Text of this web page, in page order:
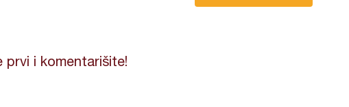
prvi i komentarišite!